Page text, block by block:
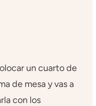
un cuarto de
de mesa y vas a
con los